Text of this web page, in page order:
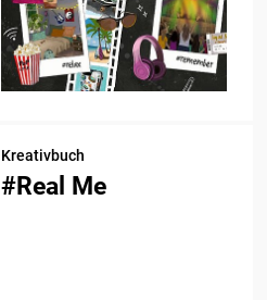
Kreativbuch
#Real Me